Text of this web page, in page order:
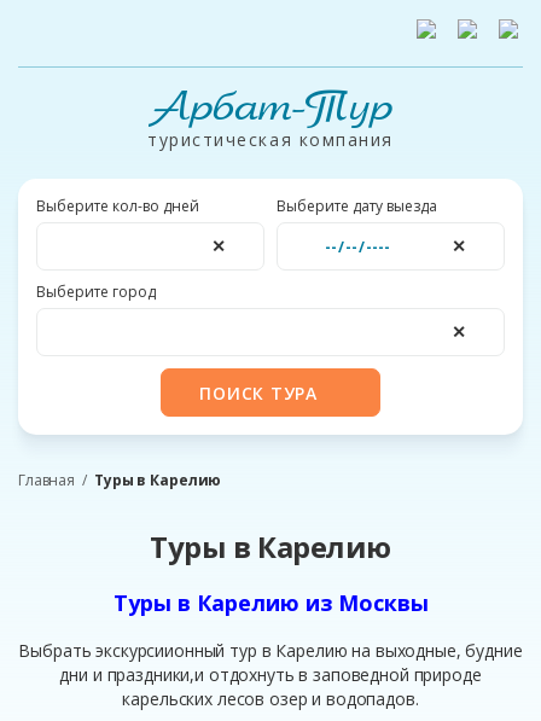
Арбат-Тур
туристическая компания
Выберите кол-во дней
✕
Выберите дату выезда
✕
Выберите город
✕
ПОИСК ТУРА
Главная Туры в Карелию
Туры в Карелию
Туры в Карелию из Москвы
Выбрать экскурсиионный тур в Карелию на выходные, будние
дни и праздники,и отдохнуть в заповедной природе
карельских лесов озер и водопадов.